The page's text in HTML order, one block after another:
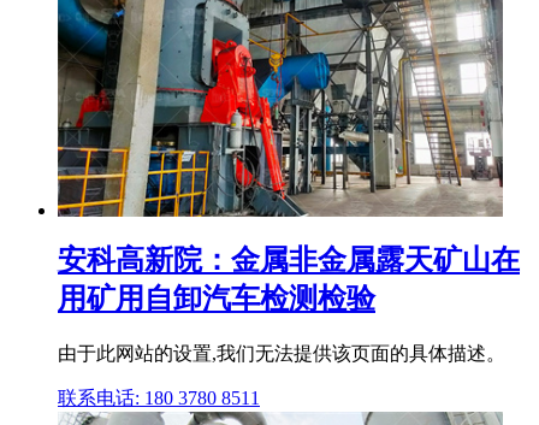
安科高新院：金属非金属露天矿山在
用矿用自卸汽车检测检验
由于此网站的设置,我们无法提供该页面的具体描述。
联系电话: 180 3780 8511